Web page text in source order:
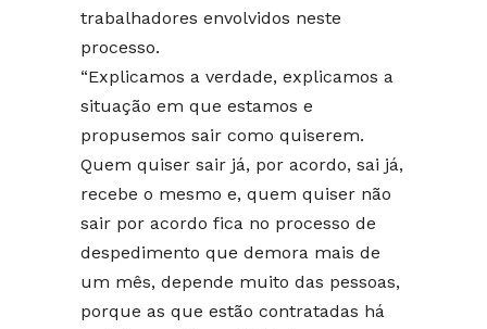
trabalhadores envolvidos neste
processo.
“Explicamos a verdade, explicamos a
situação em que estamos e
propusemos sair como quiserem.
Quem quiser sair já, por acordo, sai já,
recebe o mesmo e, quem quiser não
sair por acordo fica no processo de
despedimento que demora mais de
um mês, depende muito das pessoas,
porque as que estão contratadas há